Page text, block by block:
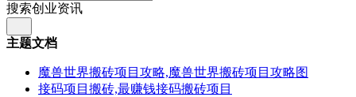
搜索创业资讯
主题文档
魔兽世界搬砖项目攻略,魔兽世界搬砖项目攻略图
接码项目搬砖,最赚钱接码搬砖项目